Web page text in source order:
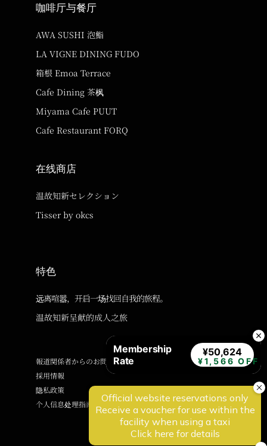
咖啡厅与餐厅
AWA SUSHI 泡鮨
LA VIGNE DINING FUDO
箱根 Emoa Terrace
Cafe Dining 茶枫
Miyama Cafe PUUT
Cafe Restaurant FORQ
在线商店
温故知新セレクション
Tisser by okcs
特色
远离喧嚣，开启一场找回自我的旅程。
温故知新呈献的成人之旅
報道関係者からのお問い合わせ
採用情報
隐私政策
个人信息处理指南
Membership
Rate
¥50,624
¥1,566 OFF